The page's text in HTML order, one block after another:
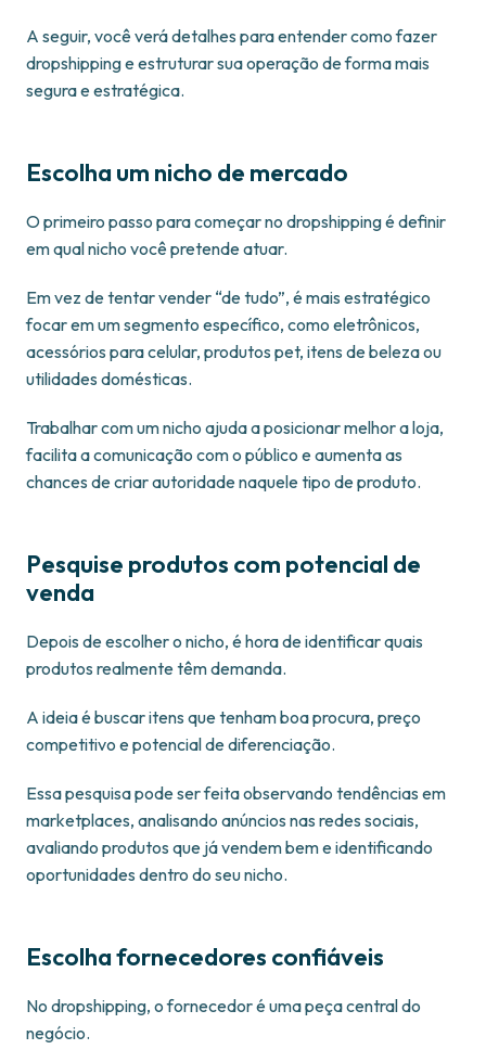
A seguir, você verá detalhes para entender como fazer
dropshipping e estruturar sua operação de forma mais
segura e estratégica.
Escolha um nicho de mercado
O primeiro passo para começar no dropshipping é definir
em qual nicho você pretende atuar.
Em vez de tentar vender “de tudo”, é mais estratégico
focar em um segmento específico, como eletrônicos,
acessórios para celular, produtos pet, itens de beleza ou
utilidades domésticas.
Trabalhar com um nicho ajuda a posicionar melhor a loja,
facilita a comunicação com o público e aumenta as
chances de criar autoridade naquele tipo de produto.
Pesquise produtos com potencial de
venda
Depois de escolher o nicho, é hora de identificar quais
produtos realmente têm demanda.
A ideia é buscar itens que tenham boa procura, preço
competitivo e potencial de diferenciação.
Essa pesquisa pode ser feita observando tendências em
marketplaces, analisando anúncios nas redes sociais,
avaliando produtos que já vendem bem e identificando
oportunidades dentro do seu nicho.
Escolha fornecedores confiáveis
No dropshipping, o fornecedor é uma peça central do
negócio.